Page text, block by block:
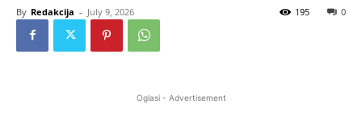
By Redakcija - July 9, 2026 0
195
Oglasi - Advertisement